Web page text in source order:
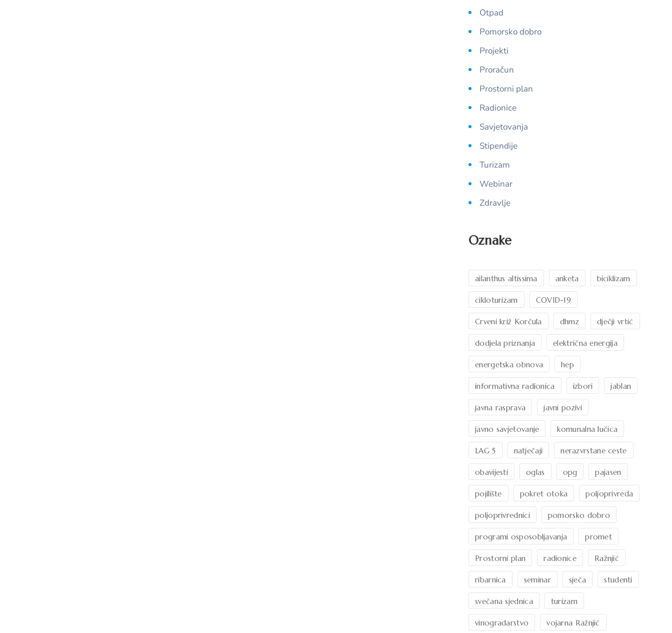
Otpad
Pomorsko dobro
Projekti
Proračun
Prostorni plan
Radionice
Savjetovanja
Stipendije
Turizam
Webinar
Zdravlje
Oznake
ailanthus altissima anketa biciklizam
cikloturizam COVID-19
Crveni križ Korčula dhmz dječji vrtić
dodjela priznanja električna energija
energetska obnova hep
informativna radionica izbori jablan
javna rasprava javni pozivi
javno savjetovanje komunalna lučica
LAG 5 natječaji nerazvrstane ceste
obavijesti oglas opg pajasen
pojilište pokret otoka poljoprivreda
poljoprivrednici pomorsko dobro
programi osposobljavanja promet
Prostorni plan radionice Ražnjić
ribarnica seminar sječa studenti
svečana sjednica turizam
vinogradarstvo vojarna Ražnjić